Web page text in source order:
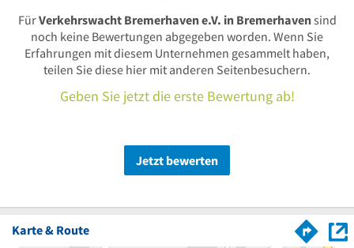
FürVerkehrswacht Bremerhaven e.V. in Bremerhavensind
noch keine Bewertungen abgegeben worden. Wenn Sie
Erfahrungen mit diesem Unternehmen gesammelt haben,
teilen Sie diese hier mit anderen Seitenbesuchern.
Geben Sie jetzt die erste Bewertung ab!
Jetzt bewerten
Karte & Route